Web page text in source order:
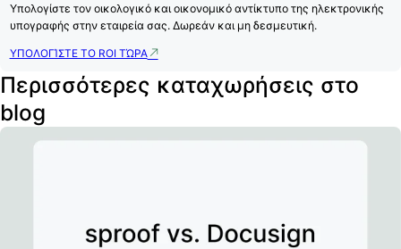
Υπολογίστε τον οικολογικό και οικονομικό αντίκτυπο της ηλεκτρονικής
υπογραφής στην εταιρεία σας. Δωρεάν και μη δεσμευτική.
ΥΠΟΛΟΓΊΣΤΕ ΤΟ ROI ΤΏΡΑ
Περισσότερες καταχωρήσεις στο
blog